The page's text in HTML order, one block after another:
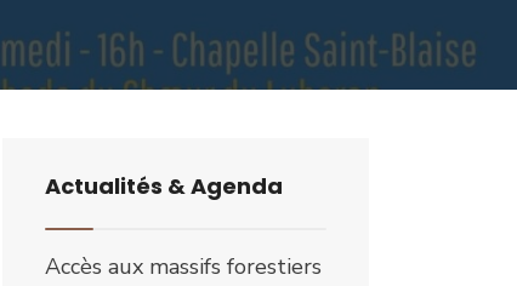
Actualités & Agenda
Accès aux massifs forestiers